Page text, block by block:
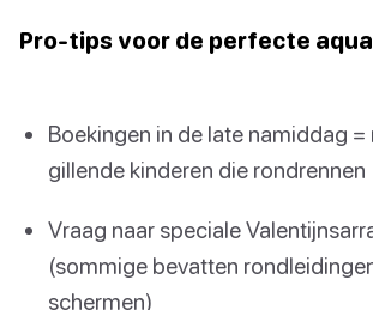
Pro-tips voor de perfecte
Boekingen in de late namiddag =
gillende kinderen die rondrennen
Vraag naar speciale
(sommige bevatten
schermen)